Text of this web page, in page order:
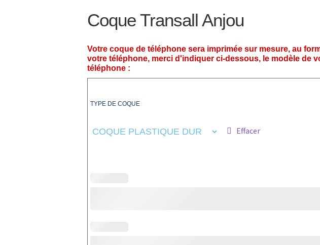
Coque Transall Anjou
Votre coque de téléphone sera imprimée sur mesure, au
votre téléphone, merci d'indiquer ci-dessous, le modèle de
téléphone :
TYPE DE COQUE
Effacer